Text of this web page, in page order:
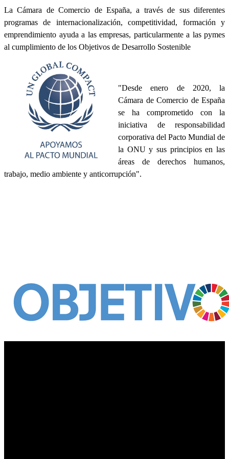
La Cámara de Comercio de España, a través de sus diferentes
programas de internacionalización, competitividad, formación y
emprendimiento ayuda a las empresas, particularmente a las pymes
al cumplimiento de los Objetivos de Desarrollo Sostenible
"Desde enero de 2020, la
Cámara de Comercio de España
se ha comprometido con la
iniciativa de responsabilidad
corporativa del Pacto Mundial de
la ONU y sus principios en las
áreas de derechos humanos,
trabajo, medio ambiente y anticorrupción".